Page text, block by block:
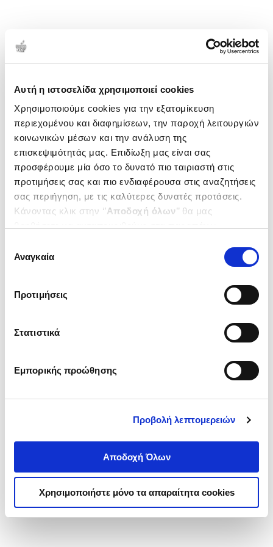
Αυτή η ιστοσελίδα χρησιμοποιεί cookies
Χρησιμοποιούμε cookies για την εξατομίκευση
περιεχομένου και διαφημίσεων, την παροχή λειτουργιών
κοινωνικών μέσων και την ανάλυση της
επισκεψιμότητάς μας. Επιδίωξη μας είναι σας
προσφέρουμε μία όσο το δυνατό πιο ταιριαστή στις
προτιμήσεις σας και πιο ενδιαφέρουσα στις αναζητήσεις
σας περιήγηση, με τις καλύτερες δυνατές προτάσεις.
Κάνοντας κλικ στην ‘’Αποδοχή όλων’’ θα μας
ενδιαφέρουν και να επιλέξετε από τα παρακάτω με την
΄΄και να ενημερωθείτε σχετικά με
συγκατάθεσης
Αναγκαία
Προτιμήσεις
Στατιστικά
Εμπορικής προώθησης
Προβολή λεπτομερειών
Αποδοχή Όλων
Χρησιμοποιήστε μόνο τα απαραίτητα cookies